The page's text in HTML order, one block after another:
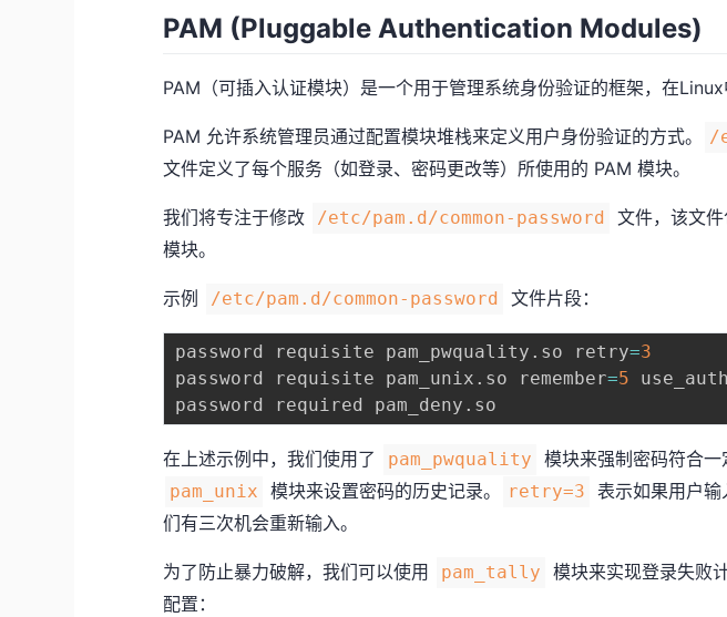
PAM (Pluggable Authentication Modules)
PAM（可插入认证模块）是一个用于管理系统身份验证的框架，在Linux
PAM 允许系统管理员通过配置模块堆栈来定义用户身份验证的方式。 /
文件定义了每个服务（如登录、密码更改等）所使用的 PAM 模块。
我们将专注于修改 /etc/pam.d/common-password
文件，该文
模块。
示例 /etc/pam.d/common-password 文件片段：
password requisite pam_pwquality . so retry=3
password requisite pam_unix . so remember=5
password required pam_deny .
在上述示例中，我们使用了 pam_pwquality 模块来强制密码符合
pam_unix 模块来设置密码的历史记录。 retry=3
表示如果用户
们有三次机会重新输入。
为了防止暴力破解，我们可以使用 pam_tally
模块来实现登录失败
配置：